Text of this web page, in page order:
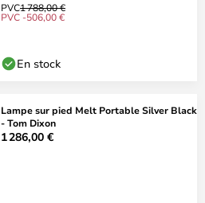
PVC1 788,00 €
PVC -506,00 €
En stock
Lampe sur pied Melt Portable Silver Black
- Tom Dixon
1 286,00 €